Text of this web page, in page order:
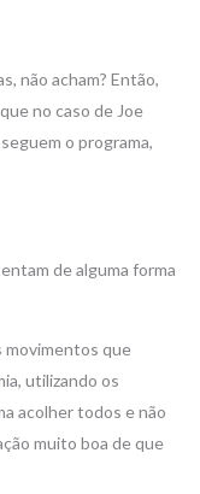
não acham? Então,
no caso de Joe
o programa,
de alguma forma
movimentos que
utilizando os
acolher todos e não
muito boa de que